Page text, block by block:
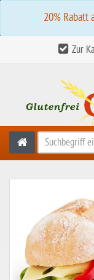
20% Rabatt
Zur